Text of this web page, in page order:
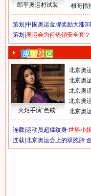
郎平奥运村试装
·棋哥
策划| 中国奥运金牌奖励大涨
策划| 奥运会为何热销安全套？
火炬手演“色戒”
北京奥
北京奥
北京奥
北京奥
北京奥
连载| 运动员超猛纹身 世界小
连载| 北京奥运会上的双胞胎